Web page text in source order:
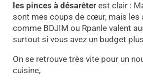
les pinces à désarêterest clair :
sont mes coups de cœur, mais les
comme BDJIM ou Rpanle valent
surtout si vous avez un budget
On se retrouve très vite pour un
cuisine,